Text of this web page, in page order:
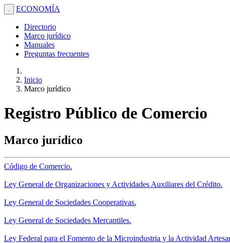
. ECONOMÍA
Directorio
Marco jurídico
Manuales
Preguntas frecuentes
Inicio
Marco jurídico
Registro Público de Comercio
Marco jurídico
Código de Comercio.
Ley General de Organizaciones y Actividades Auxiliares del Crédito.
Ley General de Sociedades Cooperativas.
Ley General de Sociedades Mercantiles.
Ley Federal para el Fomento de la Microindustria y la Actividad